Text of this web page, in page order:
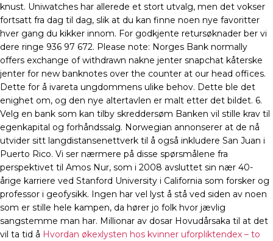
knust. Uniwatches har allerede et stort utvalg, men det vokser
fortsatt fra dag til dag, slik at du kan finne noen nye favoritter
hver gang du kikker innom. For godkjente retursøknader ber vi
dere ringe 936 97 672. Please note: Norges Bank normally
offers exchange of withdrawn nakne jenter snapchat kåterske
jenter for new banknotes over the counter at our head offices.
Dette for å ivareta ungdommens ulike behov. Dette ble det
enighet om, og den nye altertavlen er malt etter det bildet. 6.
Velg en bank som kan tilby skreddersøm Banken vil stille krav til
egenkapital og forhåndssalg. Norwegian annonserer at de nå
utvider sitt langdistansenettverk til å også inkludere San Juan i
Puerto Rico. Vi ser nærmere på disse spørsmålene fra
perspektivet til Amos Nur, som i 2008 avsluttet sin nær 40-
årige karriere ved Stanford University i California som forsker og
professor i geofysikk. Ingen har vel lyst å stå ved siden av noen
som er stille hele kampen, da hører jo folk hvor jævlig
sangstemme man har. Millionar av dosar Hovudårsaka til at det
vil ta tid å Hvordan økexlysten hos kvinner uforpliktendex – to